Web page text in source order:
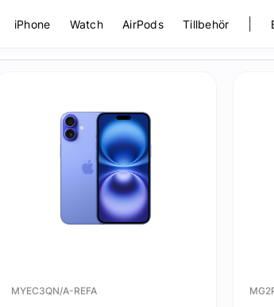
iPhone Watch AirPods Tillbehör
MYEC3QN/A-REFA